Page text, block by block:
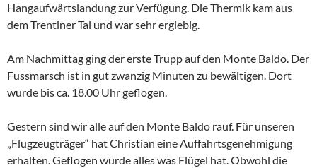
Hangaufwärtslandung zur Verfügung. Die Thermik kam aus
dem Trentiner Tal und war sehr ergiebig.
Am Nachmittag ging der erste Trupp auf den Monte Baldo. Der
Fussmarsch ist in gut zwanzig Minuten zu bewältigen. Dort
wurde bis ca. 18.00 Uhr geflogen.
Gestern sind wir alle auf den Monte Baldo rauf. Für unseren
„Flugzeugträger“ hat Christian eine Auffahrtsgenehmigung
erhalten. Geflogen wurde alles was Flügel hat. Obwohl die